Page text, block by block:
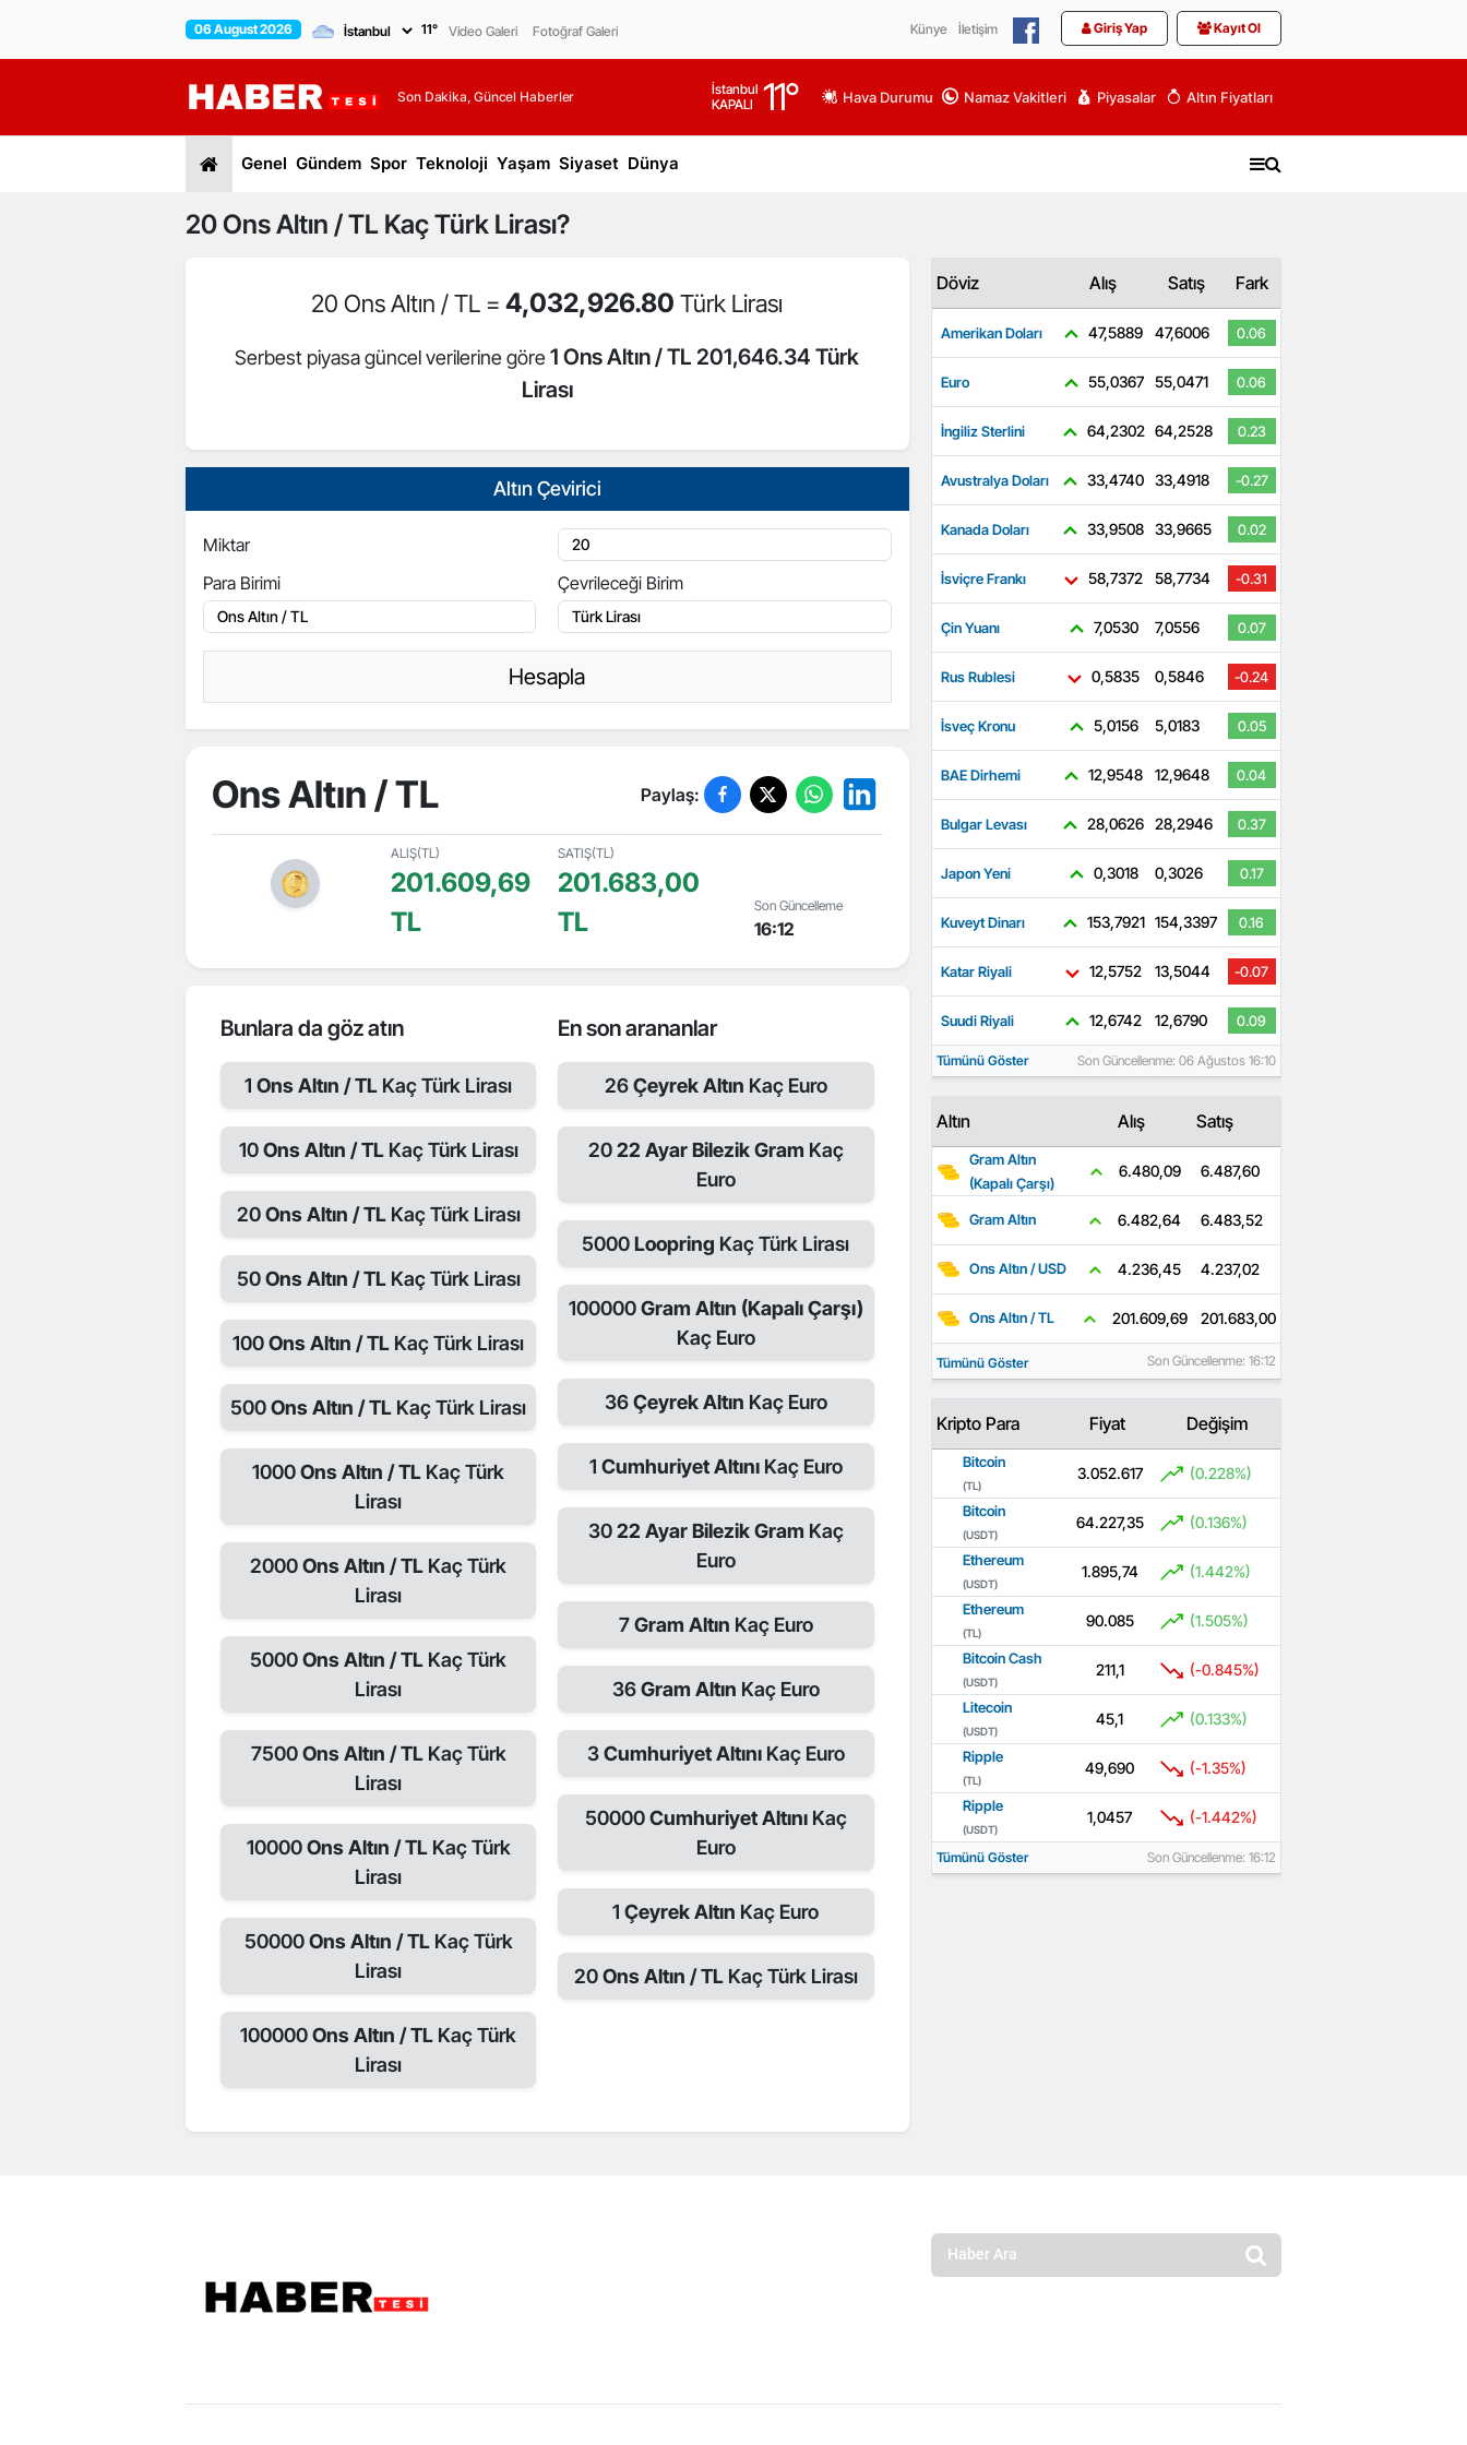
06 August 2026 11° Video Galeri Fotoğraf Galeri Künye İletişim Giriş Yap Kayıt Ol
Son Dakika, Güncel Haberler
İstanbul
KAPALI
11° Hava Durumu Namaz Vakitleri Piyasalar Altın Fiyatları
Genel Gündem Spor Teknoloji Yaşam Siyaset Dünya
20Ons Altın / TL Kaç Türk Lirası?
20 Ons Altın / TL =4,032,926.80Türk Lirası
Serbest piyasa güncel verilerine göre1 Ons Altın / TL 201,646.34 Türk
Lirası
Altın Çevirici
Miktar
Para Birimi
Çevrileceği Birim
Hesapla
Ons Altın / TL Paylaş:
ALIŞ(TL)
201.609,69
TL
SATIŞ(TL)
201.683,00
TL
Son Güncelleme
16:12
Bunlara da göz atın
1Ons Altın / TL Kaç Türk Lirası
10Ons Altın / TLKaç Türk Lirası
20Ons Altın / TLKaç Türk Lirası
50Ons Altın / TLKaç Türk Lirası
100Ons Altın / TL Kaç Türk Lirası
500Ons Altın / TL Kaç Türk Lirası
1000Ons Altın / TL Kaç Türk
Lirası
2000Ons Altın / TL Kaç Türk
Lirası
5000Ons Altın / TL Kaç Türk
Lirası
7500Ons Altın / TLKaç Türk
Lirası
10000Ons Altın / TLKaç Türk
Lirası
50000Ons Altın / TLKaç Türk
Lirası
100000Ons Altın / TL Kaç Türk
Lirası
En son arananlar
26Çeyrek Altın Kaç Euro
2022 Ayar Bilezik Gram Kaç
Euro
5000Loopring Kaç Türk Lirası
100000Gram Altın (Kapalı Çarşı)
Kaç Euro
36Çeyrek Altın Kaç Euro
1 Cumhuriyet AltınıKaç Euro
3022 Ayar Bilezik Gram Kaç
Euro
7Gram Altın Kaç Euro
36Gram Altın Kaç Euro
3Cumhuriyet AltınıKaç Euro
50000Cumhuriyet AltınıKaç
Euro
1Çeyrek Altın Kaç Euro
20Ons Altın / TLKaç Türk Lirası
Döviz Alış Satış Fark
Amerikan Doları 47,5889 47,6006 0.06
Euro 55,0367 55,0471 0.06
İngiliz Sterlini 64,2302 64,2528 0.23
Avustralya Doları 33,4740 33,4918 -0.27
Kanada Doları 33,9508 33,9665 0.02
İsviçre Frankı 58,7372 58,7734 -0.31
Çin Yuanı 7,0530 7,0556 0.07
Rus Rublesi 0,5835 0,5846 -0.24
İsveç Kronu 5,0156 5,0183 0.05
BAE Dirhemi 12,9548 12,9648 0.04
Bulgar Levası 28,0626 28,2946 0.37
Japon Yeni 0,3018 0,3026 0.17
Kuveyt Dinarı 153,7921 154,3397 0.16
Katar Riyali 12,5752 13,5044 -0.07
Suudi Riyali 12,6742 12,6790 0.09
Tümünü Göster Son Güncellenme: 06 Ağustos 16:10
Altın Alış Satış
Gram Altın
(Kapalı Çarşı)
6.480,09 6.487,60
Gram Altın 6.482,64 6.483,52
Ons Altın / USD 4.236,45 4.237,02
Ons Altın / TL 201.609,69 201.683,00
Tümünü Göster Son Güncellenme: 16:12
Kripto Para Fiyat Değişim
Bitcoin
(TL)
3.052.617 (0.228%)
Bitcoin
(USDT)
64.227,35 (0.136%)
Ethereum
(USDT)
1.895,74 (1.442%)
Ethereum
(TL)
90.085 (1.505%)
Bitcoin Cash
(USDT)
211,1 (-0.845%)
Litecoin
(USDT)
45,1 (0.133%)
Ripple
(TL)
49,690 (-1.35%)
Ripple
(USDT)
1,0457 (-1.442%)
Tümünü Göster Son Güncellenme: 16:12